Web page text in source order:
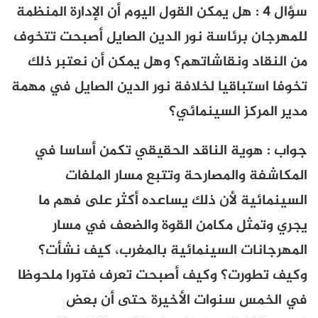
سؤال 4 : هل يمكن القول اليوم أن الإدارة المنظمة
للمهرجان برئاسة نور الدين الصايل أصبحت تتخوف
من النقاد ونقاشاتهم؟ وهل يمكن أن نعتبر ذلك
تخوفا استباقيا لخلافة نور الدين الصايل في مهمة
مدير المركز السينمائي؟
جواب : هوية الناقد الحقيقي تكمن أساسا في
المكاشفة والمصارحة وتتبع مسار الملفات
السينمائية لأن ذلك يساعده أكثر على فهم ما
يجري وتمثل مكامن القوة والضعف في مسار
المهرجانات السينمائية بالمغرب، كيف نشأت؟
وكيف تطورت؟ وكيف أصبحت تعرف فتورا ملحوظا
في الخمس سنوات الأخيرة حتى أن بعض